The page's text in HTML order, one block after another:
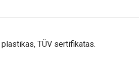
TÜV sertifikatas.